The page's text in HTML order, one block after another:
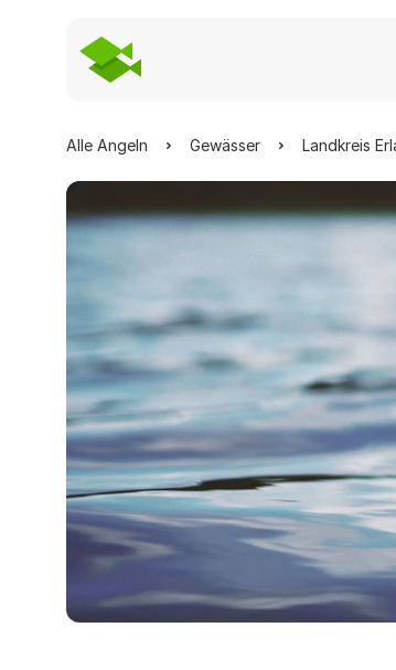
Alle Angeln Gewässer Landkreis